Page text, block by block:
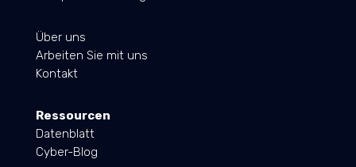
Über uns
Arbeiten Sie mit uns
Kontakt
Ressourcen
Datenblatt
Cyber-Blog